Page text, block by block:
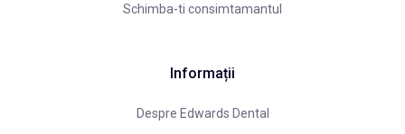
Schimba-ti consimtamantul
Informații
Despre Edwards Dental